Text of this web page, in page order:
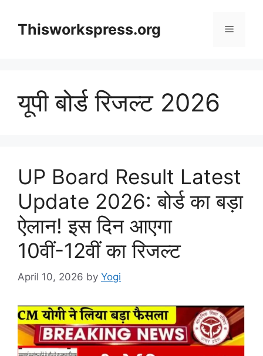
contentThisworkspress.org Menu
यूपी बोर्ड रिजल्ट 2026
UP Board Result Latest
Update 2026: बोर्ड का बड़ा
ऐलान! इस दिन आएगा
10वीं-12वीं का रिजल्ट
April 10, 2026 by Yogi